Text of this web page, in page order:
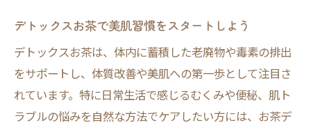
デトックスお茶で美肌習慣をスタートしよう
デトックスお茶は、体内に蓄積した老廃物や毒素の排出
をサポートし、体質改善や美肌への第一歩として注目さ
れています。特に日常生活で感じるむくみや便秘、肌ト
ラブルの悩みを自然な方法でケアしたい方には、お茶デ